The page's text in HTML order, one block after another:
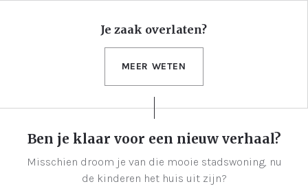
Je zaak overlaten?
MEER WETEN
Ben je klaar voor een nieuw verhaal?
Misschien droom je van die mooie stadswoning, nu
de kinderen het huis uit zijn?